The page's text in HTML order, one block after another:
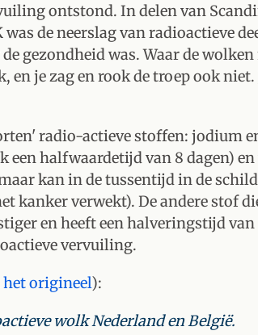
ontstond. In delen van
de neerslag van radioactieve
gezondheid was. Waar de
je zag en rook de troep ook niet.
radio-actieve stoffen: jodium
een halfwaardetijd van 8 dagen)
kan in de tussentijd in de
kanker verwekt). De andere stof
en heeft een halveringstijd
vervuiling.
origineel):
wolk Nederland en België.